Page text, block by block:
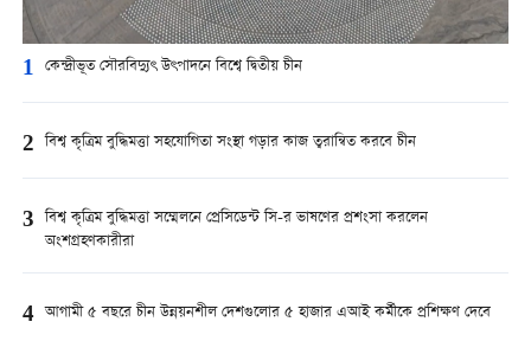
1 কেন্দ্রীভূত সৌরবিদ্যুৎ উৎপাদনে বিশ্বে দ্বিতীয় চীন
2 বিশ্ব কৃত্রিম বুদ্ধিমত্তা সহযোগিতা সংস্থা গড়ার কাজ ত্বরান্বিত করবে চীন
3 বিশ্ব কৃত্রিম বুদ্ধিমত্তা সম্মেলনে প্রেসিডেন্ট সি-র ভাষণের প্রশংসা করলেন
অংশগ্রহণকারীরা
4 আগামী ৫ বছরে চীন উন্নয়নশীল দেশগুলোর ৫ হাজার এআই কর্মীকে প্রশিক্ষণ দেবে